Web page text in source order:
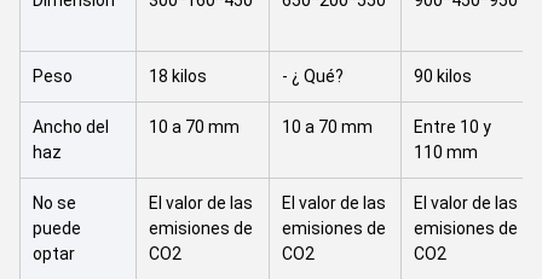
Peso 18 kilos - ¿ Qué? 90 kilos
Ancho del
haz
10 a 70 mm 10 a 70 mm
Entre 10 y
110 mm
No se
puede
optar
El valor de las
emisiones de
CO2
El valor de las
emisiones de
CO2
El valor de las
emisiones de
CO2